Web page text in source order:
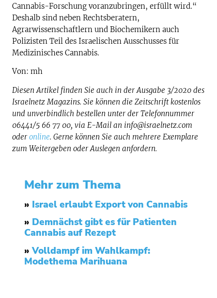
Cannabis-Forschung voranzubringen, erfüllt wird.“
Deshalb sind neben Rechtsberatern,
Agrarwissenschaftlern und Biochemikern auch
Polizisten Teil des Israelischen Ausschusses für
Medizinisches Cannabis.
Von: mh
Diesen Artikel finden Sie auch in der Ausgabe 3/2020 des
Israelnetz Magazins. Sie können die Zeitschrift kostenlos
und unverbindlich bestellen unter der Telefonnummer
06441/5 66 77 00, via E-Mail an info@israelnetz.com
oderonline. Gerne können Sie auch mehrere Exemplare
zum Weitergeben oder Auslegen anfordern.
Mehr zum Thema
» Israel erlaubt Export von Cannabis
» Demnächst gibt es für Patienten
Cannabis auf Rezept
»Volldampf im Wahlkampf:
Modethema Marihuana